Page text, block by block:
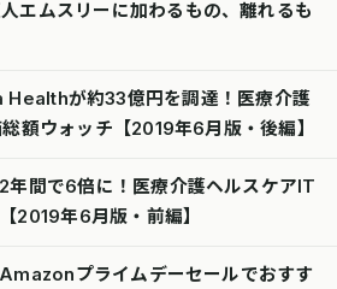
エムスリーに加わるもの、離れるも
Healthが約33億円を調達！医療介護
額ウォッチ【2019年6月版・後編】
年間で6倍に！医療介護ヘルスケアIT
2019年6月版・前編】
Amazonプライムデーセールでおすす